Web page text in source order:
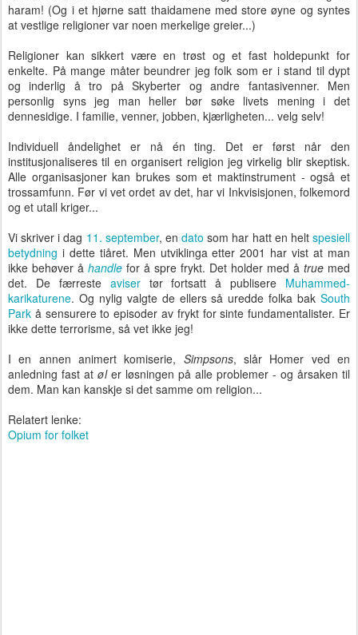
haram! (Og i et hjørne satt thaidamene med store øyne og syntes
at vestlige religioner var noen merkelige greier...)
Religioner kan sikkert være en trøst og et fast holdepunkt for
enkelte. På mange måter beundrer jeg folk som er i stand til dypt
og inderlig å tro på Skyberter og andre fantasivenner. Men
personlig syns jeg man heller bør søke livets mening i det
dennesidige. I familie, venner, jobben, kjærligheten... velg selv!
Individuell åndelighet er nå én ting. Det er først når den
institusjonaliseres til en organisert religion jeg virkelig blir skeptisk.
Alle organisasjoner kan brukes som et maktinstrument - også et
trossamfunn. Før vi vet ordet av det, har vi Inkvisisjonen, folkemord
og et utall kriger...
Vi skriver i dag 11. september, endato som har hatt en heltspesiell
betydning i dette tiåret. Men utviklinga etter 2001 har vist at man
ikke behøver å handle for å spre frykt. Det holder med å true med
det. De færreste avisertør fortsatt å publisere Muhammed-
karikaturene. Og nylig valgte de ellers så uredde folka bak South
Park å sensurere to episoder av frykt for sinte fundamentalister. Er
ikke dette terrorisme, så vet ikke jeg!
I en annen animert komiserie, Simpsons, slår Homer ved en
anledning fast at øler løsningen på alle problemer - og årsaken til
dem. Man kan kanskje si det samme om religion...
Relatert lenke:
Opium for folket